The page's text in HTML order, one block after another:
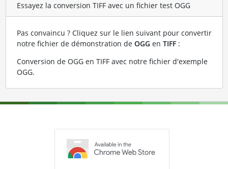
Essayez la conversion TIFF avec un fichier test OGG
Pas convaincu ? Cliquez sur le lien suivant pour convertir
notre fichier de démonstration de OGG en TIFF:
Conversion de OGG en TIFF avec notre fichier d'exemple
OGG.